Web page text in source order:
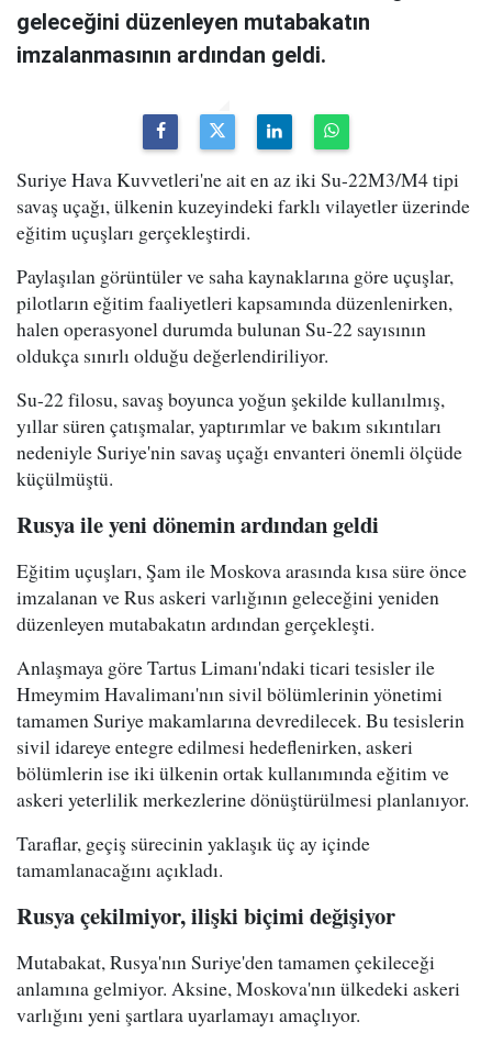
geleceğini düzenleyen mutabakatın
imzalanmasının ardından geldi.
Suriye Hava Kuvvetleri'ne ait en az iki Su-22M3/M4 tipi
savaş uçağı, ülkenin kuzeyindeki farklı vilayetler üzerinde
eğitim uçuşları gerçekleştirdi.
Paylaşılan görüntüler ve saha kaynaklarına göre uçuşlar,
pilotların eğitim faaliyetleri kapsamında düzenlenirken,
halen operasyonel durumda bulunan Su-22 sayısının
oldukça sınırlı olduğu değerlendiriliyor.
Su-22 filosu, savaş boyunca yoğun şekilde kullanılmış,
yıllar süren çatışmalar, yaptırımlar ve bakım sıkıntıları
nedeniyle Suriye'nin savaş uçağı envanteri önemli ölçüde
küçülmüştü.
Rusya ile yeni dönemin ardından geldi
Eğitim uçuşları, Şam ile Moskova arasında kısa süre önce
imzalanan ve Rus askeri varlığının geleceğini yeniden
düzenleyen mutabakatın ardından gerçekleşti.
Anlaşmaya göre Tartus Limanı'ndaki ticari tesisler ile
Hmeymim Havalimanı'nın sivil bölümlerinin yönetimi
tamamen Suriye makamlarına devredilecek. Bu tesislerin
sivil idareye entegre edilmesi hedeflenirken, askeri
bölümlerin ise iki ülkenin ortak kullanımında eğitim ve
askeri yeterlilik merkezlerine dönüştürülmesi planlanıyor.
Taraflar, geçiş sürecinin yaklaşık üç ay içinde
tamamlanacağını açıkladı.
Rusya çekilmiyor, ilişki biçimi değişiyor
Mutabakat, Rusya'nın Suriye'den tamamen çekileceği
anlamına gelmiyor. Aksine, Moskova'nın ülkedeki askeri
varlığını yeni şartlara uyarlamayı amaçlıyor.